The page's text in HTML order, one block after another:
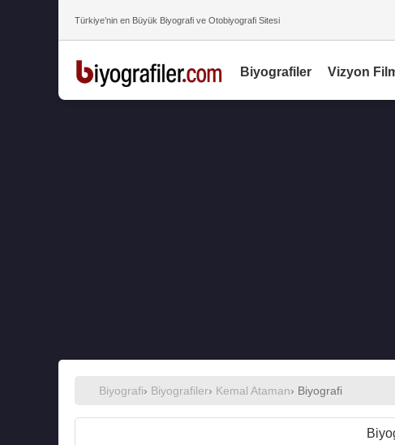
Türkiye’nin en Büyük Biyografi ve Otobiyografi Sitesi
Biyografiler Vizyon
Biyografi› Biyografiler› Kemal Ataman› Biyografi